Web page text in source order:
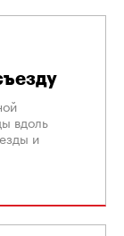
вдоль
и